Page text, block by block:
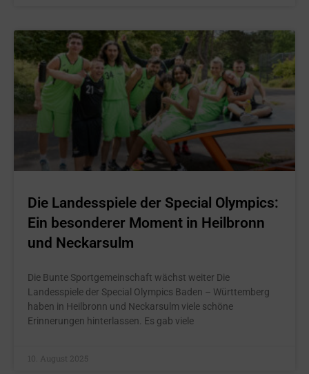
Die Landesspiele der Special Olympics:
Ein besonderer Moment in Heilbronn
und Neckarsulm
Die Bunte Sportgemeinschaft wächst weiter Die
Landesspiele der Special Olympics Baden – Württemberg
haben in Heilbronn und Neckarsulm viele schöne
Erinnerungen hinterlassen. Es gab viele
10. August 2025